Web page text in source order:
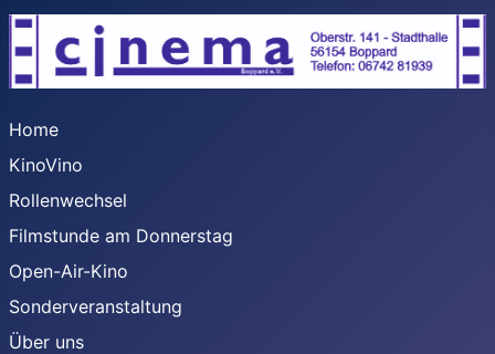
Home
KinoVino
Rollenwechsel
Filmstunde am Donnerstag
Open-Air-Kino
Sonderveranstaltung
Über uns